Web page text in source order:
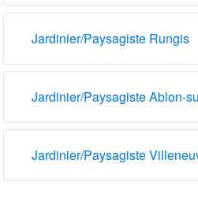
Jardinier/Paysagiste Rungis
Jardinier/Paysagiste Ablon-
Jardinier/Paysagiste